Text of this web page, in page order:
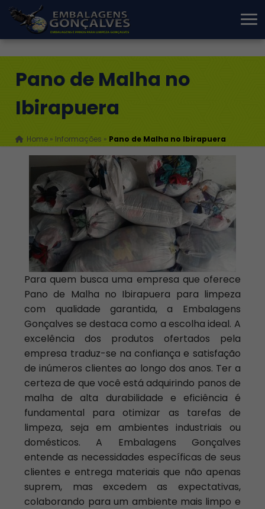
Pano de Malha no
Ibirapuera
Home » Informações » Pano de Malha no Ibirapuera
Para quem busca uma empresa que oferece
Pano de Malha no Ibirapuera para limpeza
com qualidade garantida, a Embalagens
Gonçalves se destaca como a escolha ideal. A
excelência dos produtos ofertados pela
empresa traduz-se na confiança e satisfação
de inúmeros clientes ao longo dos anos. Ter a
certeza de que você está adquirindo panos de
malha de alta durabilidade e eficiência é
fundamental para otimizar as tarefas de
limpeza, seja em ambientes industriais ou
domésticos. A Embalagens Gonçalves
entende as necessidades específicas de seus
clientes e entrega materiais que não apenas
suprem, mas excedem as expectativas,
colaborando para um ambiente mais limpo e